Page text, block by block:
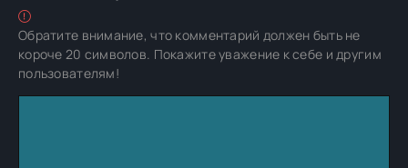
Обратите внимание, что комментарий должен быть не
короче 20 символов. Покажите уважение к себе и другим
пользователям!